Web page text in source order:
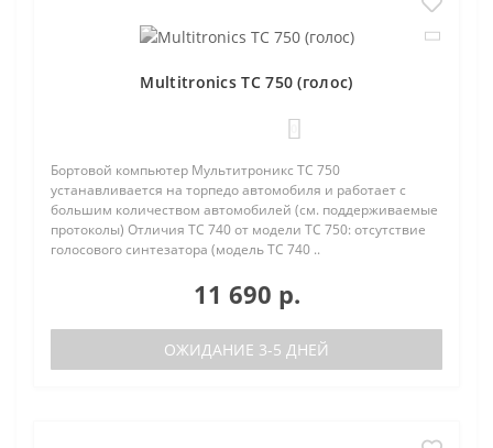
Multitronics TC 750 (голос)
Бортовой компьютер Мультитроникс TC 750
устанавливается на торпедо автомобиля и работает с
большим количеством автомобилей (см. поддерживаемые
протоколы) Отличия TC 740 от модели TC 750: отсутствие
голосового синтезатора (модель TC 740 ..
11 690 р.
ОЖИДАНИЕ 3-5 ДНЕЙ